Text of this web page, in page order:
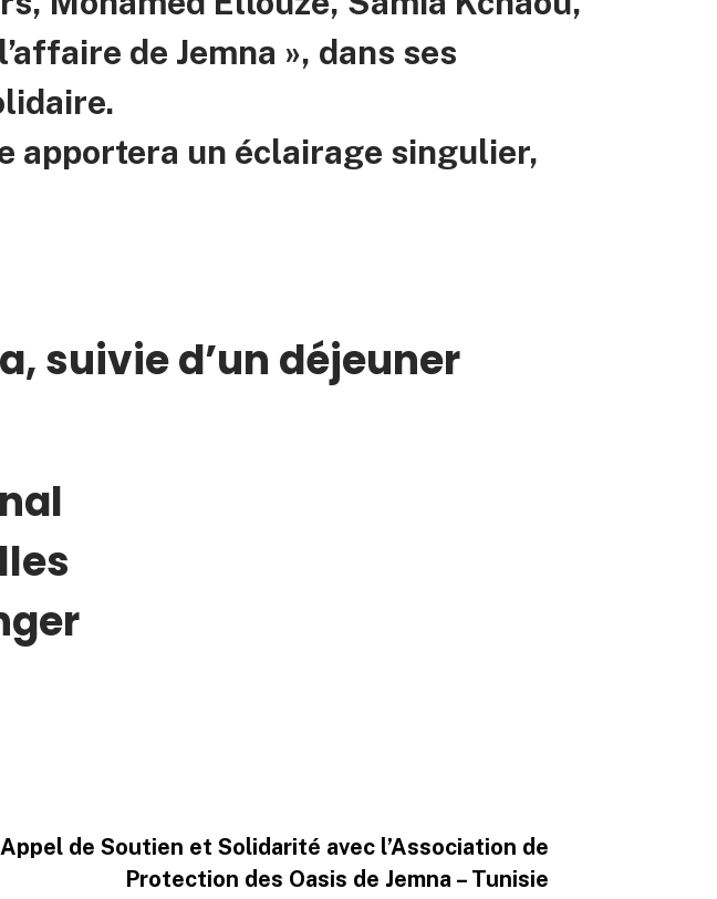
de Jemna », dans ses
apportera un éclairage singulier,
suivie d’un déjeuner
Appel de Soutien et Solidarité avec l’Association de
Protection des Oasis de Jemna – Tunisie